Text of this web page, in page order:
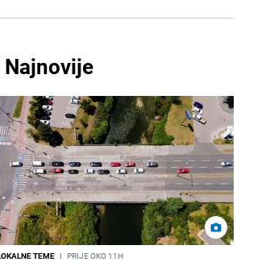
Najnovije
TEME I PRIJE OKO 11H